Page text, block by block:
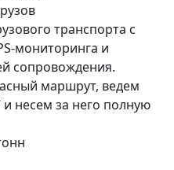
транспорта с
мониторинга и
сопровождения.
маршрут, ведем
несем за него полную